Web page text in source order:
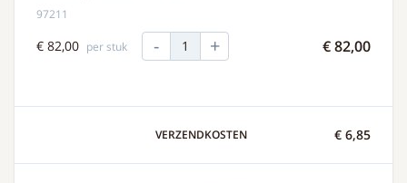
97211
€ 82,00 per stuk - 1 + € 82,00
VERZENDKOSTEN € 6,85